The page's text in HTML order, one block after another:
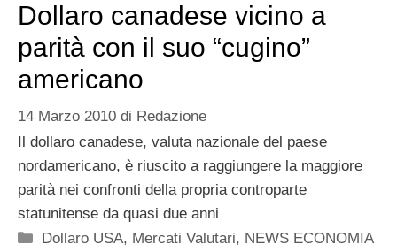
Dollaro canadese vicino a
parità con il suo “cugino”
americano
14 Marzo 2010 di Redazione
Il dollaro canadese, valuta nazionale del paese
nordamericano, è riuscito a raggiungere la maggiore
parità nei confronti della propria controparte
statunitense da quasi due anni
Categorie
Dollaro USA, Mercati Valutari, NEWS ECONOMIA